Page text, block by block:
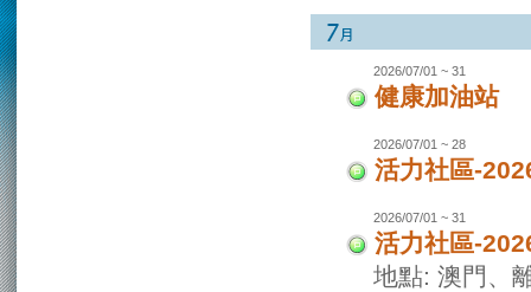
2026/07/01 ~ 31
健康加油站
2026/07/01 ~ 28
活力社區-
2026/07/01 ~ 31
活力社區-
地點: 澳門、